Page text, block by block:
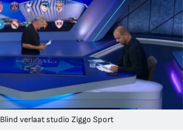
verlaat studio Ziggo Sport